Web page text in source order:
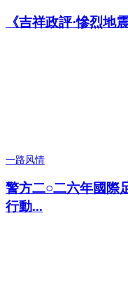
《吉祥政評·慘烈地
一路风情
警方二○二六年國際
行動...